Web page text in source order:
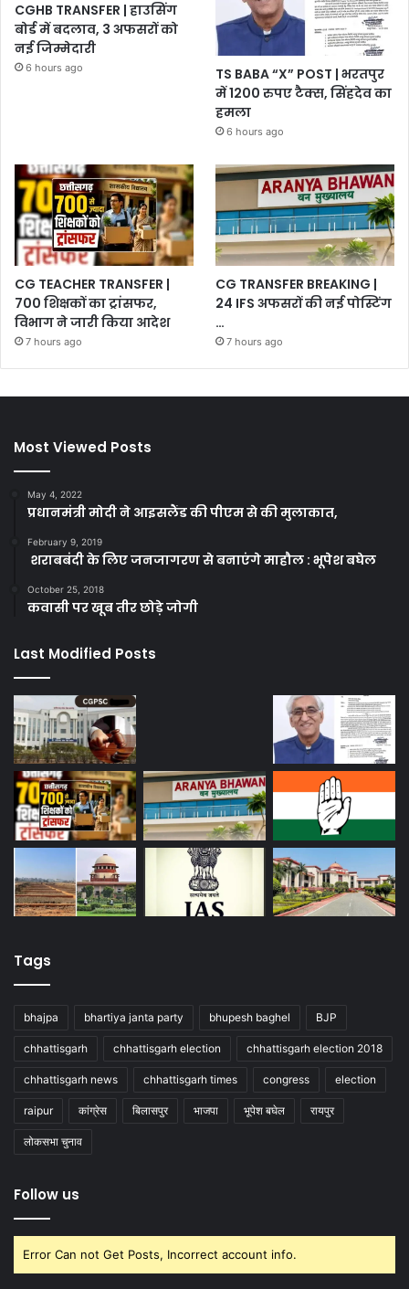
CGHB TRANSFER | हाउसिंग
बोर्ड में बदलाव, 3 अफसरों को
नई जिम्मेदारी
6 hours ago
TS BABA “X” POST | भरतपुर
में 1200 रुपए टैक्स, सिंहदेव का
हमला
6 hours ago
CG TEACHER TRANSFER |
700 शिक्षकों का ट्रांसफर,
विभाग ने जारी किया आदेश
7 hours ago
CG TRANSFER BREAKING |
24 IFS अफसरों की नई पोस्टिंग
…
7 hours ago
Most Viewed Posts
May 4, 2022
प्रधानमंत्री मोदी ने आइसलैंड की पीएम से की मुलाकात,
February 9, 2019
शराबबंदी के लिए जनजागरण से बनाएंगे माहौल : भूपेश बघेल
October 25, 2018
कवासी पर खूब तीर छोड़े जोगी
Last Modified Posts
Tags
bhajpa bhartiya janta party bhupesh baghel BJP
chhattisgarh chhattisgarh election chhattisgarh election 2018
chhattisgarh news chhattisgarh times congress election
raipur कांग्रेस बिलासपुर भाजपा भूपेश बघेल रायपुर
लोकसभा चुनाव
Follow us
Error Can not Get Posts, Incorrect account info.